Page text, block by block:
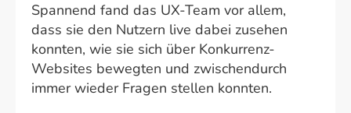
Spannend fand das UX-Team vor allem,
dass sie den Nutzern live dabei zusehen
konnten, wie sie sich über Konkurrenz-
Websites bewegten und zwischendurch
immer wieder Fragen stellen konnten.